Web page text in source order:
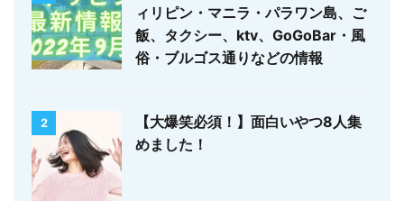
ィリピン・マニラ・パラワン島、ご
飯、タクシー、ktv、GoGoBar・風
俗・ブルゴス通りなどの情報
2
【大爆笑必須！】面白いやつ8人集
めました！